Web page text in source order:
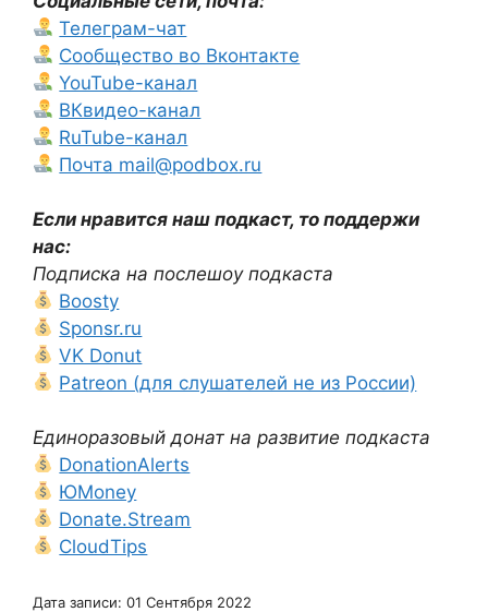
Телеграм-чат
Сообщество во Вконтакте
YouTube-канал
ВКвидео-канал
RuTube-канал
Почта mail@podbox.ru
Если нравится наш подкаст, то поддержи
нас:
Подписка на послешоу подкаста
Boosty
Sponsr.ru
VK Donut
Patreon (для слушателей не из России)
Единоразовый донат на развитие подкаста
DonationAlerts
ЮMoney
Donate.Stream
CloudTips
Дата записи: 01 Сентября 2022